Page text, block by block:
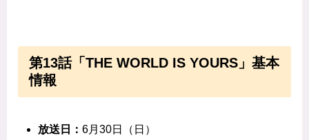
第13話「THE WORLD IS YOURS」基本
情報
放送日：6月30日（日）